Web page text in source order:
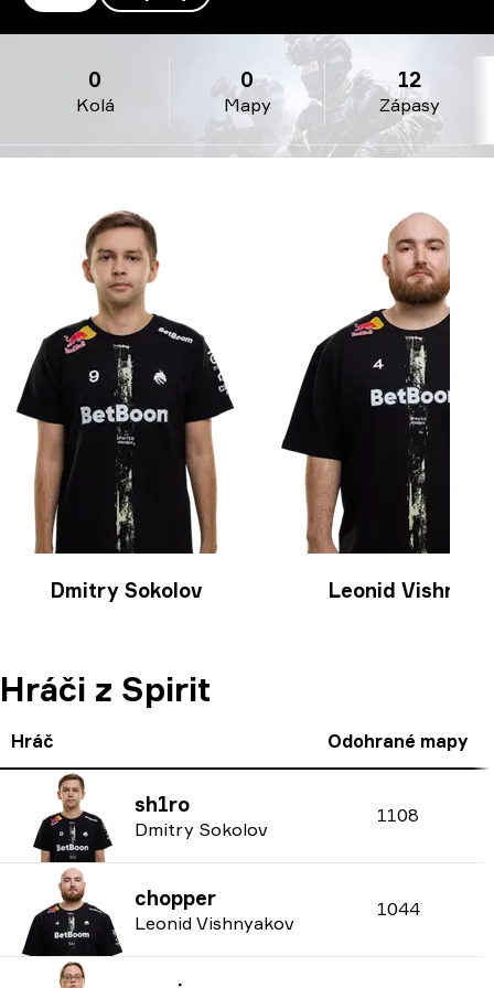
Kolá
0
Mapy
0
Zápasy
12
Dmitry Sokolov Leonid
Hráči z Spirit
Hráč Odohrané mapy
sh1ro
Dmitry Sokolov
1108
chopper
Leonid Vishnyakov
1044